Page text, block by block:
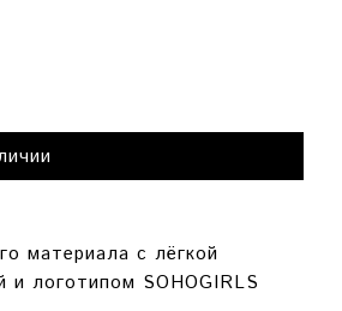
материала с лёгкой
и логотипом SOHOGIRLS